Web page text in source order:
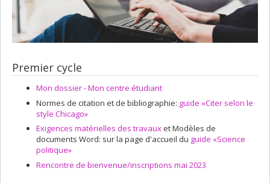
Premier cycle
Mon dossier - Mon centre étudiant
Normes de citation et de bibliographie: guide «Citer selon le
style Chicago»
Exigences matérielles des travauxet Modèles de
documents Word: sur la page d'accueil du guide «Science
politique»
Rencontre de bienvenue/inscriptions mai 2023